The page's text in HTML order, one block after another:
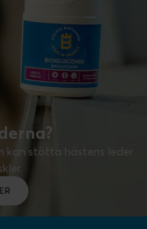
kan stötta hästens leder